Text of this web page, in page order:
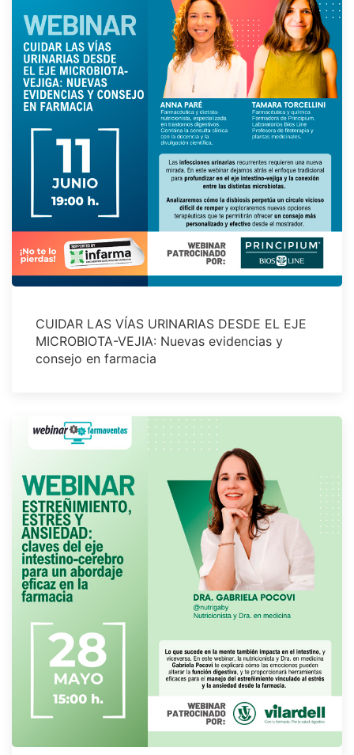
CUIDAR LAS VÍAS URINARIAS DESDE EL EJE
MICROBIOTA-VEJIA: Nuevas evidencias y
consejo en farmacia